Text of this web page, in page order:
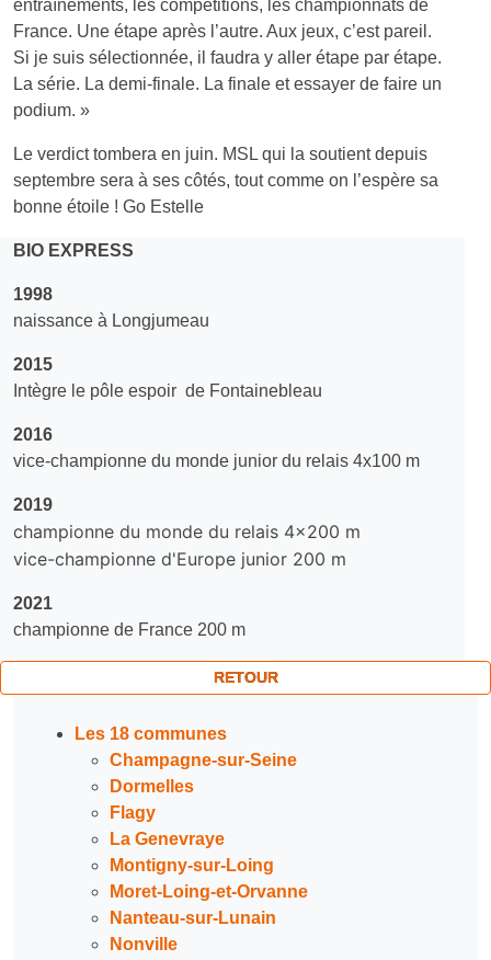
Les 18 communes
Champagne-sur-Seine
Dormelles
Flagy
La Genevraye
Montigny-sur-Loing
Moret-Loing-et-Orvanne
Nanteau-sur-Lunain
Nonville
entraînements, les compétitions, les championnats de
France. Une étape après l’autre. Aux jeux, c’est pareil.
Si je suis sélectionnée, il faudra y aller étape par étape.
La série. La demi-finale. La finale et essayer de faire un
podium. »
Le verdict tombera en juin. MSL qui la soutient depuis
septembre sera à ses côtés, tout comme on l’espère sa
bonne étoile ! Go Estelle
BIO EXPRESS
1998
naissance à Longjumeau
2015
Intègre le pôle espoir de Fontainebleau
2016
vice-championne du monde junior du relais 4x100 m
2019
championne du monde du relais 4x200 m
vice-championne d'Europe junior 200 m
2021
championne de France 200 m
RETOUR